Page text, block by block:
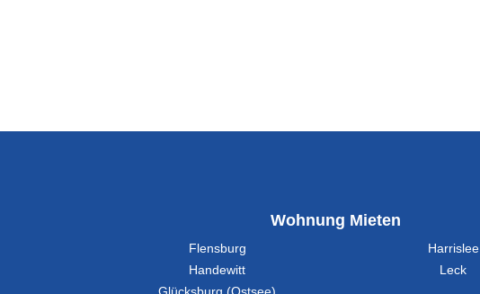
Wohnung Mieten
Flensburg
Harrislee
Handewitt
Leck